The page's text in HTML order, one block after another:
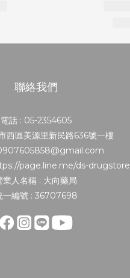
聯絡我們
電話 : 05-2354605
西區美源里新民路636號一樓
page.line.me/ds-drugstore
業人名稱 : 大向藥局
一編號 : 36707698